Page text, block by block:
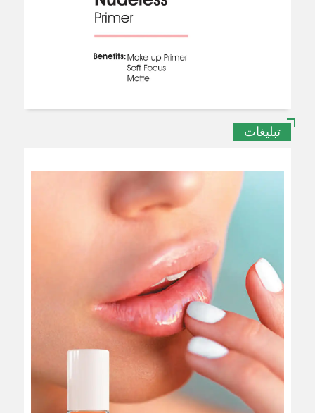
تبلیغات